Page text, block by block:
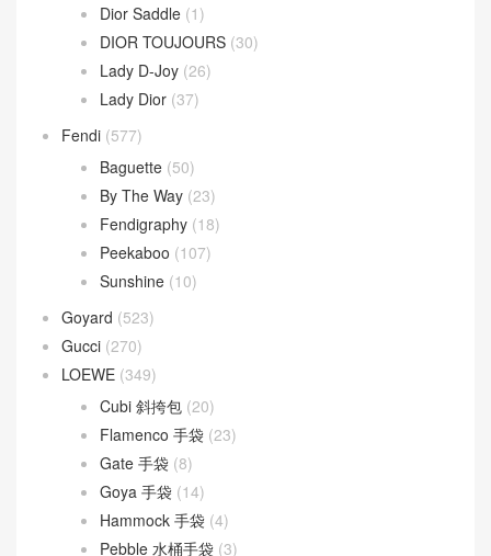
Dior Saddle (1)
DIOR TOUJOURS (30)
Lady D-Joy (26)
Lady Dior (37)
Fendi (577)
Baguette (50)
By The Way (23)
Fendigraphy (18)
Peekaboo (107)
Sunshine (10)
Goyard (523)
Gucci (270)
LOEWE (349)
Cubi 斜挎包 (20)
Flamenco 手袋 (23)
Gate 手袋 (8)
Goya 手袋 (14)
Hammock 手袋 (4)
Pebble 水桶手袋 (3)